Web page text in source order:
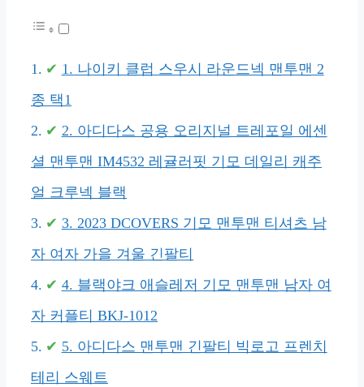
1. 나이키 클럽 스우시 라운드넥 맨투맨 2
종 택1
2. 아디다스 공용 오리지널 트레포일 에센
셜 맨투맨 IM4532 레귤러핏 기모 데일리 캐주
얼 크루넥 블랙
3. 2023 DCOVERS 기모 맨투맨 티셔츠 남
자 여자 가을 겨울 긴팔티
4. 블랙야크 애슬레저 기모 맨투맨 남자 여
자 커플티 BKJ-1012
5. 아디다스 맨투맨 긴팔티 빅로고 프렌치
테리 스웨트